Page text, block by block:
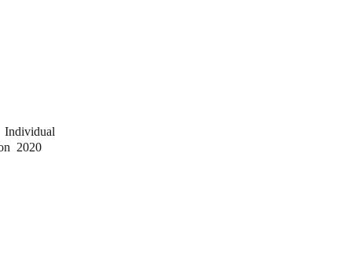
Individual
2020